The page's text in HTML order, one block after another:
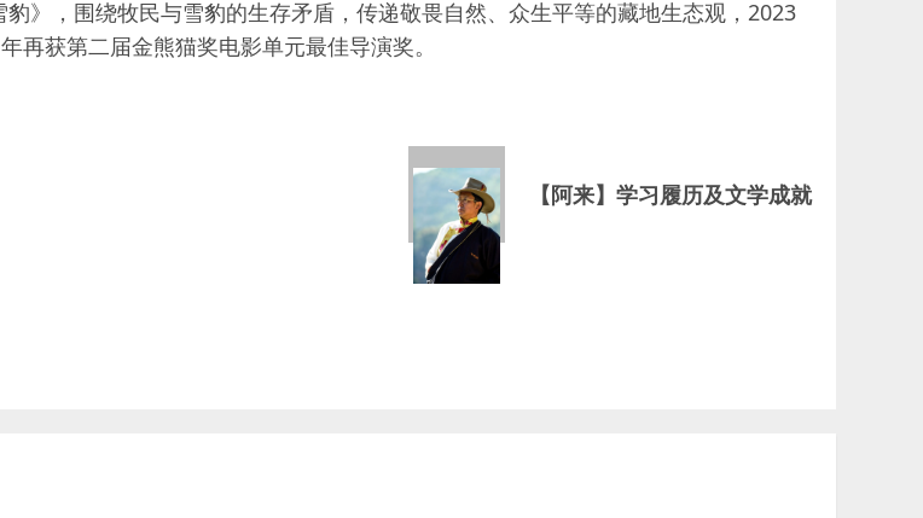
》，围绕牧民与雪豹的生存矛盾，传递敬畏自然、众生平等的藏地生态观，2023
获第二届金熊猫奖电影单元最佳导演奖。
【阿来】学习履历及文学成就